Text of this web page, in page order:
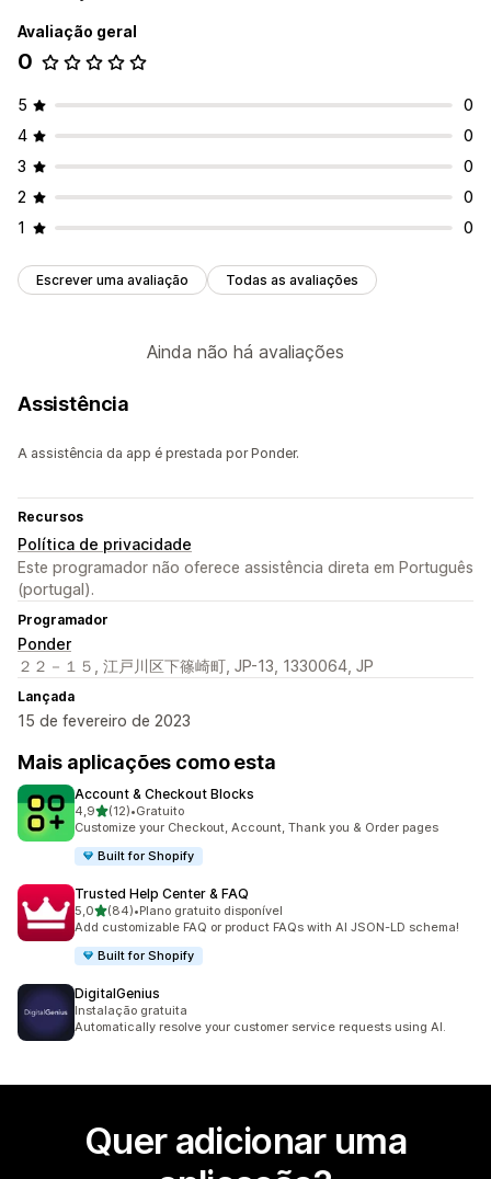
Avaliação geral
0
5
0
4
0
3
0
2
0
1
0
Escrever uma avaliação Todas as avaliações
Ainda não há avaliações
Assistência
A assistência da app é prestada por Ponder.
Recursos
Política de privacidade
Este programador não oferece assistência direta em Português
(portugal).
Programador
Ponder
２２－１５, 江戸川区下篠崎町, JP-13, 1330064, JP
Lançada
15 de fevereiro de 2023
Mais aplicações como esta
Account & Checkout Blocks
4,9de 5 estrelas
(12)
12 total de avaliações
•Gratuito
Customize your Checkout, Account, Thank you & Order pages
Built for Shopify
Trusted Help Center & FAQ
5,0de 5 estrelas
(84)
84 total de avaliações
•Plano gratuito disponível
Add customizable FAQ or product FAQs with AI JSON-LD schema!
Built for Shopify
DigitalGenius
Instalação gratuita
Automatically resolve your customer service requests using AI.
Quer adicionar uma